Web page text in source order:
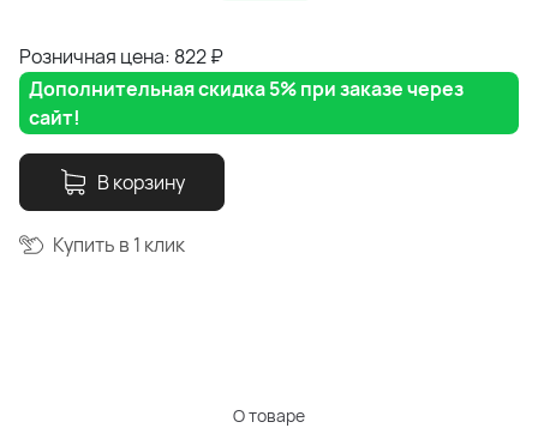
Розничная цена: 822₽
Дополнительная скидка 5% при заказе через
сайт!
В корзину
Купить в 1 клик
О товаре